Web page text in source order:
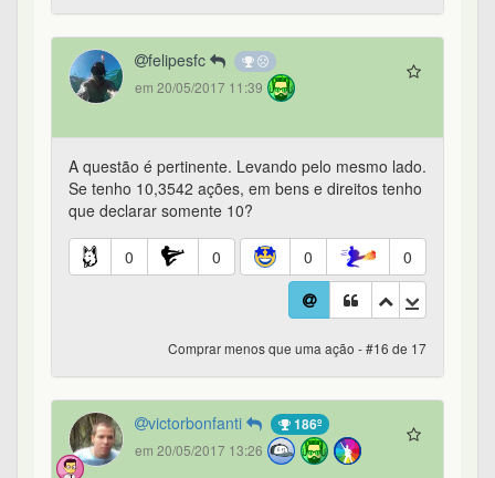
felipesfc
em 20/05/2017 11:39
A questão é pertinente. Levando pelo mesmo lado.
Se tenho 10,3542 ações, em bens e direitos tenho
que declarar somente 10?
0 0 0 0
Comprar menos que uma ação - #16 de 17
victorbonfanti 186º
em 20/05/2017 13:26